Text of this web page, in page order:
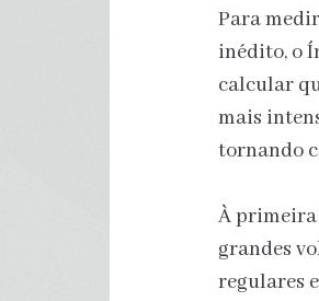
Para
inédito, o
calcular
mais
tornando
À primeira
grandes
regulares